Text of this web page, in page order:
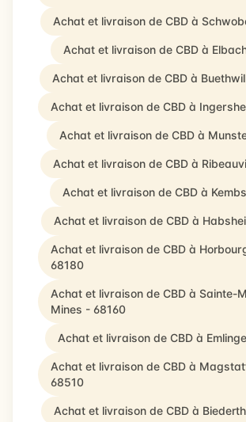
Achat et livraison de CBD à
Achat et livraison de CBD à
Achat et livraison de CBD à
Achat et livraison de CBD à
Achat et livraison de CBD à
Achat et livraison de CBD à
Achat et livraison de CBD à
Achat et livraison de CBD à
Achat et livraison de CBD à
68180
Achat et livraison de CBD à Sainte-
Mines - 68160
Achat et livraison de CBD à
Achat et livraison de CBD à
68510
Achat et livraison de CBD à